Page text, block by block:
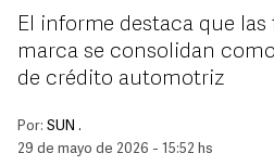
El informe destaca que
marca se consolidan
de crédito automotriz
Por: SUN .
29 de mayo de 2026 - 15:52 hs